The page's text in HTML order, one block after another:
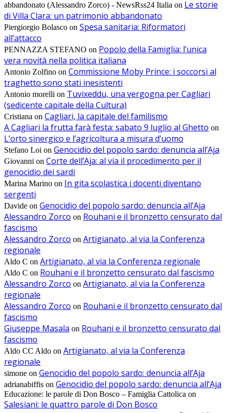
abbandonato (Alessandro Zorco) - NewsRss24 Italia on Le storie
di Villa Clara: un patrimonio abbandonato
Piergiorgio Bolasco on Spesa sanitaria: Riformatori
all’attacco
PENNAZZA STEFANO on Popolo della Famiglia: l’unica
vera novità nella politica italiana
Antonio Zolfino on Commissione Moby Prince: i soccorsi al
traghetto sono stati inesistenti
Antonio morelli on Tuvixeddu, una vergogna per Cagliari
(sedicente capitale della Cultura)
Cristiana on Cagliari, la capitale del familismo
A Cagliari la frutta farà festa: sabato 9 luglio al Ghetto on
L’orto sinergico e l’agricoltura a misura d’uomo
Stefano Loi on Genocidio del popolo sardo: denuncia all’Aja
Giovanni on Corte dell’Aja: al via il procedimento per il
genocidio dei sardi
Marina Marino on In gita scolastica i docenti diventano
sergenti
Davide on Genocidio del popolo sardo: denuncia all’Aja
Alessandro Zorco on Rouhani e il bronzetto censurato dal
fascismo
Alessandro Zorco on Artigianato, al via la Conferenza
regionale
Aldo C on Artigianato, al via la Conferenza regionale
Aldo C on Rouhani e il bronzetto censurato dal fascismo
Alessandro Zorco on Artigianato, al via la Conferenza
regionale
Alessandro Zorco on Rouhani e il bronzetto censurato dal
fascismo
Giuseppe Masala on Rouhani e il bronzetto censurato dal
fascismo
Aldo CC Aldo on Artigianato, al via la Conferenza
regionale
simone on Genocidio del popolo sardo: denuncia all’Aja
adrianabiffis on Genocidio del popolo sardo: denuncia all’Aja
Educazione: le parole di Don Bosco – Famiglia Cattolica on
Salesiani: le quattro parole di Don Bosco